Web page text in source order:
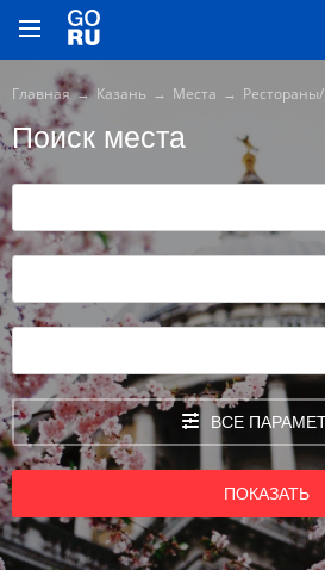
Главная Казань Места
Поиск места
ВСЕ
ПОКАЗАТЬ